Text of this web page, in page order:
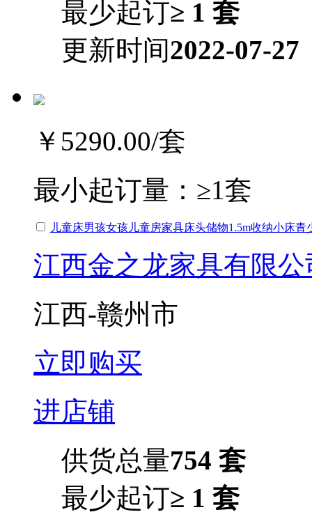
最少起订≥ 1 套
更新时间2022-07-27
￥5290.00/套
最小起订量： ≥1套
儿童床男孩女孩儿童房家具床头储物1.5m收纳小床青
江西金之龙家具有限公
江西-赣州市
立即购买
进店铺
供货总量754 套
最少起订≥ 1 套